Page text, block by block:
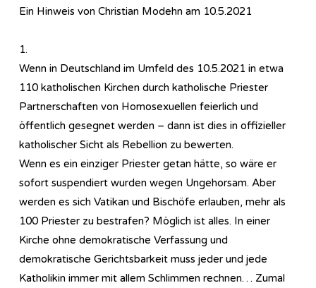
Ein Hinweis von Christian Modehn am 10.5.2021
1.
Wenn in Deutschland im Umfeld des 10.5.2021 in etwa
110 katholischen Kirchen durch katholische Priester
Partnerschaften von Homosexuellen feierlich und
öffentlich gesegnet werden – dann ist dies in offizieller
katholischer Sicht als Rebellion zu bewerten.
Wenn es ein einziger Priester getan hätte, so wäre er
sofort suspendiert wurden wegen Ungehorsam. Aber
werden es sich Vatikan und Bischöfe erlauben, mehr als
100 Priester zu bestrafen? Möglich ist alles. In einer
Kirche ohne demokratische Verfassung und
demokratische Gerichtsbarkeit muss jeder und jede
Katholikin immer mit allem Schlimmen rechnen… Zumal